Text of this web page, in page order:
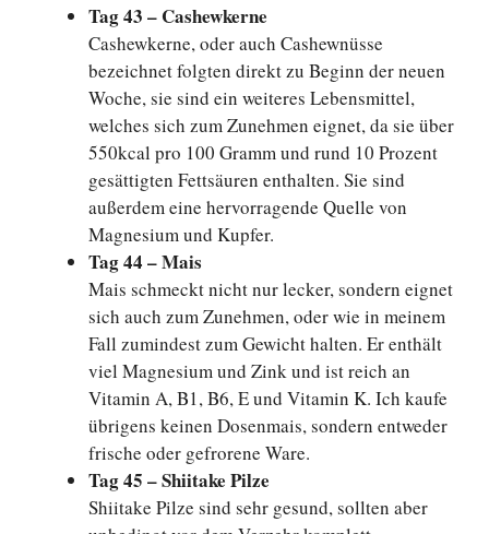
Tag 43 – Cashewkerne
Cashewkerne, oder auch Cashewnüsse
bezeichnet folgten direkt zu Beginn der neuen
Woche, sie sind ein weiteres Lebensmittel,
welches sich zum Zunehmen eignet, da sie über
550kcal pro 100 Gramm und rund 10 Prozent
gesättigten Fettsäuren enthalten. Sie sind
außerdem eine hervorragende Quelle von
Magnesium und Kupfer.
Tag 44 – Mais
Mais schmeckt nicht nur lecker, sondern eignet
sich auch zum Zunehmen, oder wie in meinem
Fall zumindest zum Gewicht halten. Er enthält
viel Magnesium und Zink und ist reich an
Vitamin A, B1, B6, E und Vitamin K. Ich kaufe
übrigens keinen Dosenmais, sondern entweder
frische oder gefrorene Ware.
Tag 45 – Shiitake Pilze
Shiitake Pilze sind sehr gesund, sollten aber